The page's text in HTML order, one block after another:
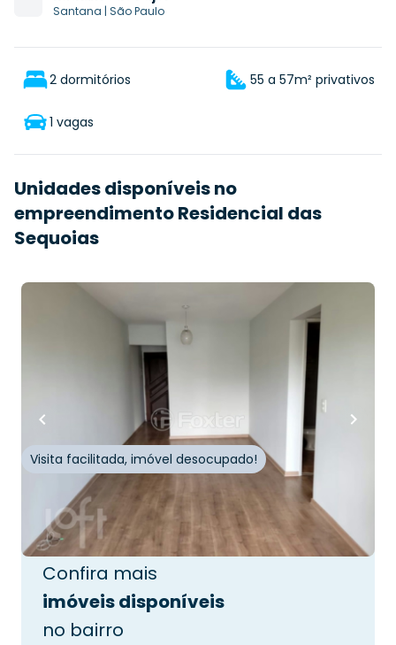
Santana | São Paulo
2 dormitórios 55 a 57m² privativos
1 vagas
Unidades disponíveis no
empreendimento Residencial das
Sequoias
450.000,00
427.500,00
quartos•1
Apartamento • Residencial das Sequoias
Rua Alfredo Pujol,Santana ,
Visita facilitada, imóvel desocupado!
Whatsapp
927798
Confira mais
imóveis disponíveis
no bairro